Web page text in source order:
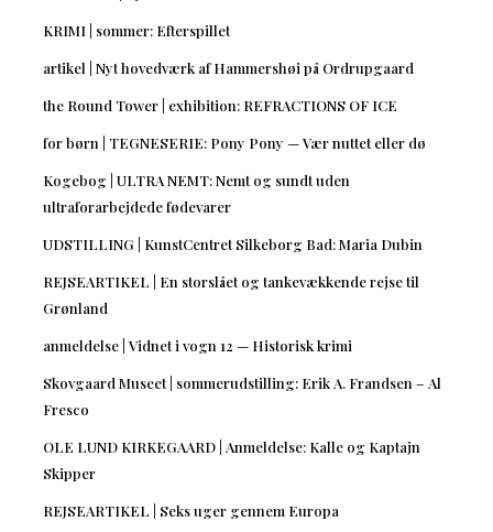
KRIMI | sommer: Efterspillet
artikel | Nyt hovedværk af Hammershøi på Ordrupgaard
the Round Tower | exhibition: REFRACTIONS OF ICE
for børn | TEGNESERIE: Pony Pony — Vær nuttet eller dø
Kogebog | ULTRA NEMT: Nemt og sundt uden
ultraforarbejdede fødevarer
UDSTILLING | KunstCentret Silkeborg Bad: Maria Dubin
REJSEARTIKEL | En storslået og tankevækkende rejse til
Grønland
anmeldelse | Vidnet i vogn 12 — Historisk krimi
Skovgaard Museet | sommerudstilling: Erik A. Frandsen – Al
Fresco
OLE LUND KIRKEGAARD | Anmeldelse: Kalle og Kaptajn
Skipper
REJSEARTIKEL | Seks uger gennem Europa